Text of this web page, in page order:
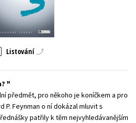
literatura
tituly
Listování
předmět, pro někoho je koníčkem a pro
P. Feynman o ní dokázal mluvit s
patřily k těm nejvyhledávanějším